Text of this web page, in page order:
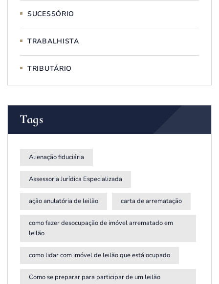
SUCESSÓRIO
TRABALHISTA
TRIBUTÁRIO
Tags
Alienação fiduciária
Assessoria Jurídica Especializada
ação anulatória de leilão carta de arrematação
como fazer desocupação de imóvel arrematado em
leilão
como lidar com imóvel de leilão que está ocupado
Como se preparar para participar de um leilão